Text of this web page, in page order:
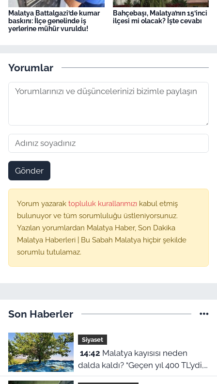
Malatya Battalgazi’de kumar
baskını: İlçe genelinde iş
yerlerine mühür vuruldu!
Bahçebaşı, Malatya’nın 15’inci
ilçesi mi olacak? İşte cevabı
Yorumlar
Gönder
Yorum yazarak topluluk kurallarımızı kabul etmiş
bulunuyor ve tüm sorumluluğu üstleniyorsunuz.
Yazılan yorumlardan Malatya Haber, Son Dakika
Malatya Haberleri | Bu Sabah Malatya hiçbir şekilde
sorumlu tutulamaz.
Son Haberler
Siyaset
14:42
dalda kaldı? “Geçen yıl 400 TL’ydi,
bu yıl 230 lira!”